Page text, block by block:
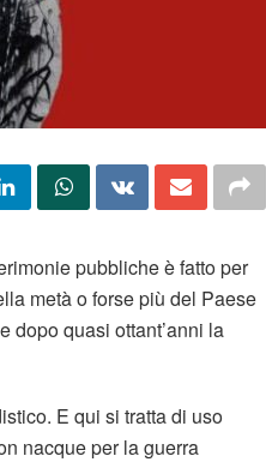
pubbliche è fatto per
metà o forse più del Paese
dopo quasi ottant’anni la
E qui si tratta di uso
nacque per la guerra